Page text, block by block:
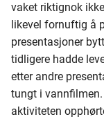
vaket riktignok
likevel fornuftig å
presentasjoner
tidligere hadde
etter andre
tungt i
aktiviteten